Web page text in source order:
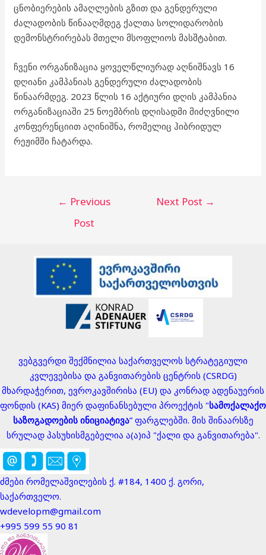
ცნობიერების ამაღლების გზით და გენდერული
ძალადობის წინააღმდეგ ქალთა სოლიდარობის
დემონსტრირებას მთელი მსოფლიოს მასშტაბით.
ჩვენი ორგანიზაცია ყოველწლიურად აღნიშნავს 16
დღიანი კამპანიას გენდერული ძალადობის
წინაარმდეგ. 2023 წლის 16 აქტიური დღის კამპანია
ორგანიზაციაში 25 ნოემბრის დღისადმი მიძღვნილი
კონფერენციით აღინიშნა, რომელიც ჰიბრიდულ
რეჟიმში ჩატარდა.
← Previous
Post
Next Post →
ვებგვერდი შექმნილია საქართველოს სტრატეგიული
კვლევებისა და განვითარების ცენტრის (CSRDG)
მხარდაჭერით, ევროკავშირისა (EU) და კონრად ადენაუერის
ფონდის (KAS) მიერ დაფინანსებული პროექტის "სამოქალაქო
საზოგადოების ინიციატივა” ფარგლებში. მის შინაარსზე
სრულად პასუხისმგებელია ა(ა)იპ "ქალი და განვითარება".
ძმები რომელაშვილების ქ. #184, 1400 ქ. გორი,
საქართველო.
wdevelopm@gmail.com
+995 599 55 90 81